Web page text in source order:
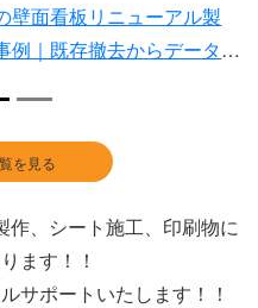
壁面看板リニューアル製
例｜既存撤去からデータ支
を見る
作、シート施工、印刷物に
ます！！
サポートいたします！！